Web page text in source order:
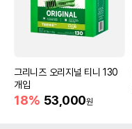
그리니즈 오리지널 티니 130
개입
18% 53,000원